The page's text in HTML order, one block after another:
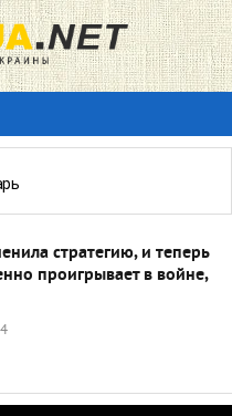
стратегию, и теперь
проигрывает в войне,